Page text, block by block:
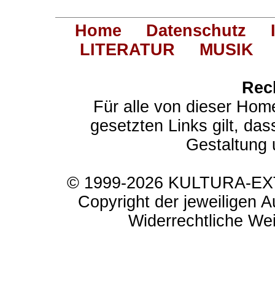
Home Datenschutz
LITERATUR
MUSIK
Für alle von dieser
gesetzten Links gilt,
Gestaltung
© 1999-2026 KULTURA-
Copyright der jeweiligen
Widerrechtliche